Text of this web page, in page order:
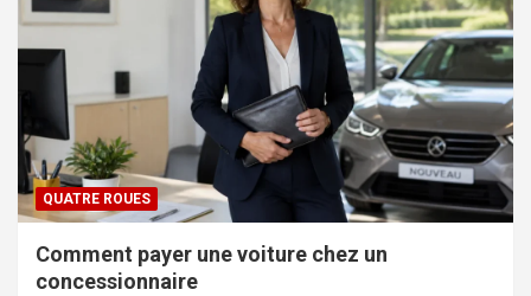
QUATRE ROUES
Comment payer une voiture chez un
concessionnaire